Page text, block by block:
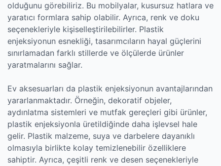
olduğunu görebiliriz. Bu mobilyalar, kusursuz hatlara ve
yaratıcı formlara sahip olabilir. Ayrıca, renk ve doku
seçenekleriyle kişiselleştirilebilirler. Plastik
enjeksiyonun esnekliği, tasarımcıların hayal güçlerini
sınırlamadan farklı stillerde ve ölçülerde ürünler
yaratmalarını sağlar.
Ev aksesuarları da plastik enjeksiyonun avantajlarından
yararlanmaktadır. Örneğin, dekoratif objeler,
aydınlatma sistemleri ve mutfak gereçleri gibi ürünler,
plastik enjeksiyonla üretildiğinde daha işlevsel hale
gelir. Plastik malzeme, suya ve darbelere dayanıklı
olmasıyla birlikte kolay temizlenebilir özelliklere
sahiptir. Ayrıca, çeşitli renk ve desen seçenekleriyle